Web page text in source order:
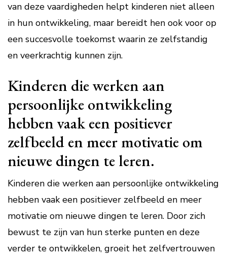
van deze vaardigheden helpt kinderen niet alleen
in hun ontwikkeling, maar bereidt hen ook voor op
een succesvolle toekomst waarin ze zelfstandig
en veerkrachtig kunnen zijn.
Kinderen die werken aan
persoonlijke ontwikkeling
hebben vaak een positiever
zelfbeeld en meer motivatie om
nieuwe dingen te leren.
Kinderen die werken aan persoonlijke ontwikkeling
hebben vaak een positiever zelfbeeld en meer
motivatie om nieuwe dingen te leren. Door zich
bewust te zijn van hun sterke punten en deze
verder te ontwikkelen, groeit het zelfvertrouwen